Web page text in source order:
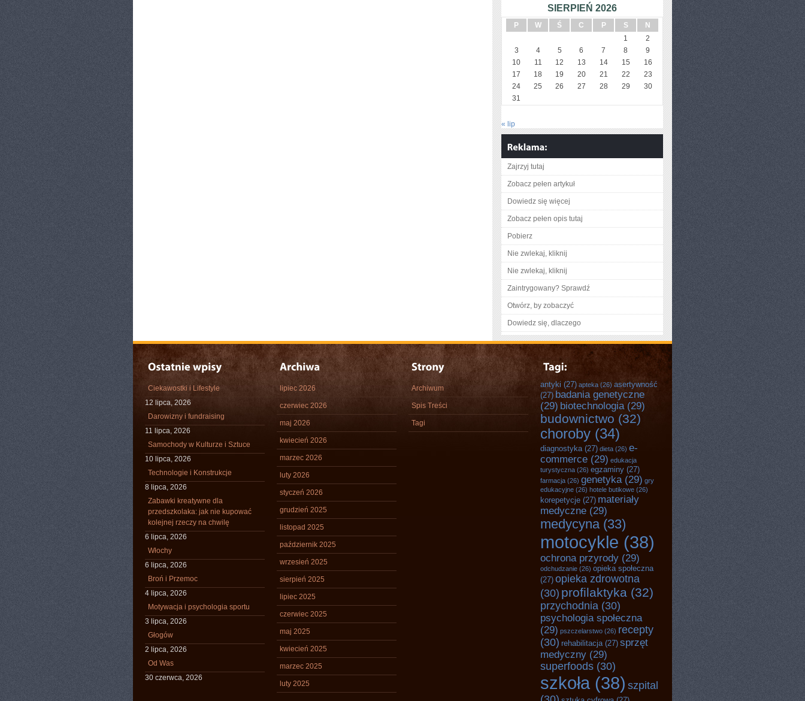
SIERPIEŃ 2026
P W Ś C P S
N
1
2
3
4 5 6 7 8
9
10
11 12 13 14 15
16
17
18 19 20 21 22
23
24
25 26 27 28 29
30
31
« lip
Zajrzyj tutaj
Zobacz pełen artykuł
Dowiedz się więcej
Zobacz pełen opis tutaj
Pobierz
Nie zwlekaj, kliknij
Nie zwlekaj, kliknij
Zaintrygowany? Sprawdź
Otwórz, by zobaczyć
Dowiedz się, dlaczego
Ciekawostki i Lifestyle
12 lipca, 2026
Darowizny i fundraising
11 lipca, 2026
Samochody w Kulturze i Sztuce
10 lipca, 2026
Technologie i Konstrukcje
8 lipca, 2026
Zabawki kreatywne dla
przedszkolaka: jak nie kupować
kolejnej rzeczy na chwilę
6 lipca, 2026
Włochy
6 lipca, 2026
Broń i Przemoc
4 lipca, 2026
Motywacja i psychologia sportu
3 lipca, 2026
Głogów
2 lipca, 2026
Od Was
30 czerwca, 2026
lipiec 2026
czerwiec 2026
maj 2026
kwiecień 2026
marzec 2026
luty 2026
styczeń 2026
grudzień 2025
listopad 2025
październik 2025
wrzesień 2025
sierpień 2025
lipiec 2025
czerwiec 2025
maj 2025
kwiecień 2025
marzec 2025
luty 2025
Archiwum
Spis Treści
Tagi
antyki (27) apteka (26) asertywność
(27) badania genetyczne
(29) biotechnologia (29)
budownictwo (32)
choroby (34)
diagnostyka(27) dieta (26) e-
commerce (29) edukacja
turystyczna (26) egzaminy (27)
farmacja (26) genetyka (29) gry
edukacyjne (26) hotele butikowe (26)
korepetycje (27) materiały
medyczne (29)
medycyna(33)
motocykle (38)
ochrona przyrody (29)
odchudzanie (26) opieka społeczna
(27) opieka zdrowotna
(30) profilaktyka (32)
przychodnia (30)
psychologia społeczna
(29) pszczelarstwo (26) recepty
(30) rehabilitacja(27) sprzęt
medyczny (29)
superfoods (30)
szkoła (38) szpital